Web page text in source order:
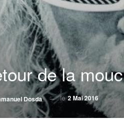
de la
Dosda le2 Mai 2016